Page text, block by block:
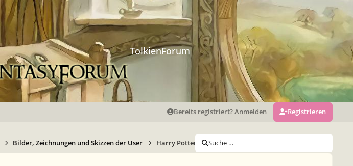
TolkienForum
Bereits registriert? Anmelden Registrieren
Bilder, Zeichnungen und Skizzen der User Harry Potter-BilderSuche …